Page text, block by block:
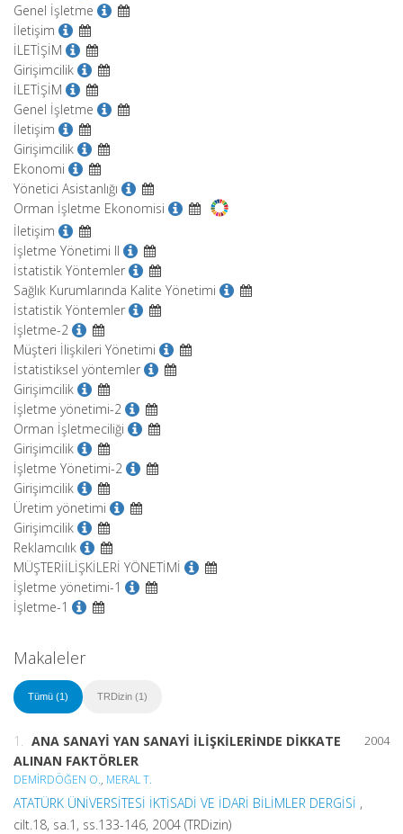
Genel İşletme
İletişim
İLETİŞİM
Girişimcilik
İLETİŞİM
Genel İşletme
İletişim
Girişimcilik
Ekonomi
Yönetici Asistanlığı
Orman İşletme Ekonomisi
İletişim
İşletme Yönetimi II
İstatistik Yöntemler
Sağlık Kurumlarında Kalite Yönetimi
İstatistik Yöntemler
İşletme-2
Müşteri İlişkileri Yönetimi
İstatistiksel yöntemler
Girişimcilik
İşletme yönetimi-2
Orman İşletmeciliği
Girişimcilik
İşletme Yönetimi-2
Girişimcilik
Üretim yönetimi
Girişimcilik
Reklamcılık
MÜŞTERİİLİŞKİLERİ YÖNETİMİ
İşletme yönetimi-1
İşletme-1
Makaleler
Tümü (1) TRDizin (1)
2004
1.
ANA SANAYİ YAN SANAYİ İLİŞKİLERİNDE DİKKATE
ALINAN FAKTÖRLER
DEMİRDÖĞEN O., MERAL T.
ATATÜRK ÜNİVERSİTESİ İKTİSADİ VE İDARİ BİLİMLER DERGİSİ ,
cilt.18, sa.1, ss.133-146, 2004 (TRDizin)